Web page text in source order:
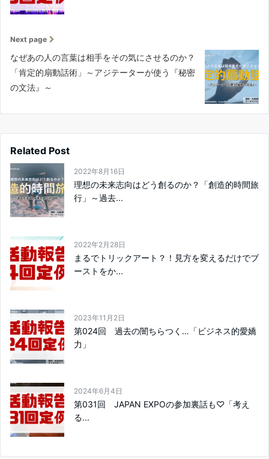
Next page
なぜあの人の言葉は相手をその気にさせるのか？
「肯定的扇動話術」～アジテーターが使う『秘密
の文法』～
Related Post
2022年8月16日
理想の未来志向はどう創るのか？「創造的時間旅
行」～過去...
2022年2月28日
まるでトリックアート？！見方を変えるだけでブ
ーストをか...
2023年11月2日
第024回 過去の闇ちらつく…「ビジネス的愛嬌
力」
2024年6月4日
第031回 JAPAN EXPOの参加裏話も♡「考え
る...